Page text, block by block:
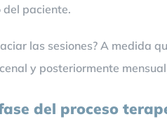
paciente.
las sesiones? A medida
y posteriormente
del proceso